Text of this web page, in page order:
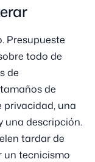
Presupueste
todo de
de
de
privacidad, una
una descripción.
tardar de
un tecnicismo